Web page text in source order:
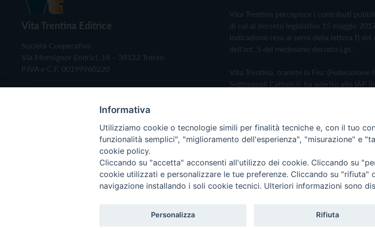
Vita Trentina Editrice
Società Cooperativa
Via Monsignor Endrici, 14 – 38122 Trento
P.IVA e C.F. 00199960220
Vita Trentina percepisce i contributi
di cui al decreto legislativo 15 maggio
Indicazione resa ai sensi della lettera f) del
dell'art. 5 del medesimo decreto Lgs.
Vita Trentina, tramite la Fisc (Federazione
Settimanali Cattolici), ha aderito allo IAP
Privacy Policy Cookie Policy
Copyright © 2019 - Tutti i diritti riservati - Vita Trentina Editrice
Informativa
Utilizziamo cookie o tecnologie simili per finalità tecniche e, con il tuo
funzionalità semplici", "miglioramento dell'esperienza", "misurazione" e
cookie policy.
Cliccando su "accetta" acconsenti all'utilizzo dei cookie. Cliccando su
cookie utilizzati e personalizzare le tue preferenze. Cliccando su "rifiuta"
navigazione installando i soli cookie tecnici. Ulteriori informazioni sono
Personalizza Rifiuta